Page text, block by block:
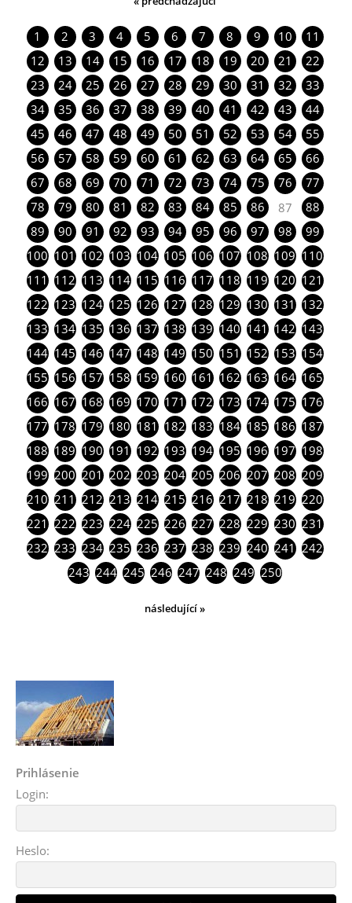
1 2 3 4 5 6 7 8 9 10
11
12
13 14 15 16 17 18 19 20 21
22
23
24 25 26 27 28 29 30 31 32
33
34
35 36 37 38 39 40 41 42 43
44
45
46 47 48 49 50 51 52 53 54
55
56
57 58 59 60 61 62 63 64 65
66
67
68 69 70 71 72 73 74 75 76
77
78
79 80 81 82 83 84 85 86 87
88
89
90 91 92 93 94 95 96 97 98
99
100 101 102 103 104 105 106 107 108 109 110
111 112 113 114 115 116 117 118 119 120 121
122 123 124 125 126 127 128 129 130 131 132
133 134 135 136 137 138 139 140 141 142 143
144 145 146 147 148 149 150 151 152 153 154
155 156 157 158 159 160 161 162 163 164 165
166 167 168 169 170 171 172 173 174 175 176
177 178 179 180 181 182 183 184 185 186 187
188 189 190 191 192 193 194 195 196 197 198
199 200 201 202 203 204 205 206 207 208 209
210 211 212 213 214 215 216 217 218 219 220
221 222 223 224 225 226 227 228 229 230 231
232 233 234 235 236 237 238 239 240 241 242
243 244 245 246 247 248 249 250
následující »
Prihlásenie
Login:
Heslo: